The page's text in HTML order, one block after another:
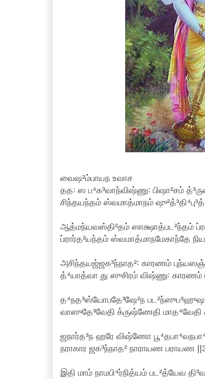
வைஷ²ம்பாயந உவாச
தத꞉ ஸ ப⁴க³வாந்விஷ்ணு꞉ பிஷா²சம்
சிந்தயந்தம் ஸ்வமாத்மாநம்
ஆத்மந்யவஸ்தி²தம் ஸாக்ஷாத்பட²ந்தம்
ப்ரார்த²யந்தம் ஸ்வமாத்மாநமேகாந்தே
அசிந்தயஜ்ஜக³ந்நாத²꞉ காரணம்
த்⁴யாத்வா து ஸுசிரம் விஷ்ணு꞉
த⁴நத³ஸ்யோபதே³ஷே²ந
வாஸுதே³வேதி க்ருஷ்ணேதி மாத⁴வேதி
ஜநார்த³ந ஹரே விஷ்ணோ
நராகார ஜக³ந்நாத² நாராயண பராயண
இதி மாம் நாமபி⁴ர்நித்யம் பட²த்யேவ